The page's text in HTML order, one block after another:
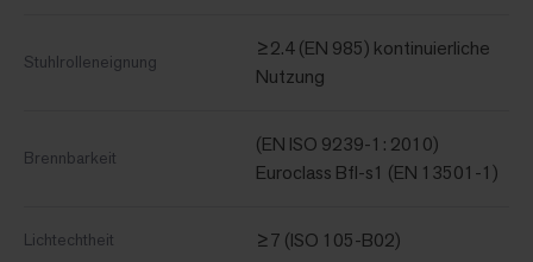
Stuhlrolleneignung
≥2.4 (EN 985) kontinuierliche
Nutzung
Brennbarkeit
(EN ISO 9239-1: 2010)
Euroclass Bfl-s1 (EN 13501-1)
Lichtechtheit ≥7 (ISO 105-B02)